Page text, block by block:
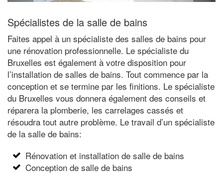
Spécialistes de la salle de bains
Faites appel à un spécialiste des salles de bains pour
une rénovation professionnelle. Le spécialiste du
Bruxelles est également à votre disposition pour
l’installation de salles de bains. Tout commence par la
conception et se termine par les finitions. Le spécialiste
du Bruxelles vous donnera également des conseils et
réparera la plomberie, les carrelages cassés et
résoudra tout autre problème. Le travail d’un spécialiste
de la salle de bains:
Rénovation et installation de salle de bains
Conception de salle de bains